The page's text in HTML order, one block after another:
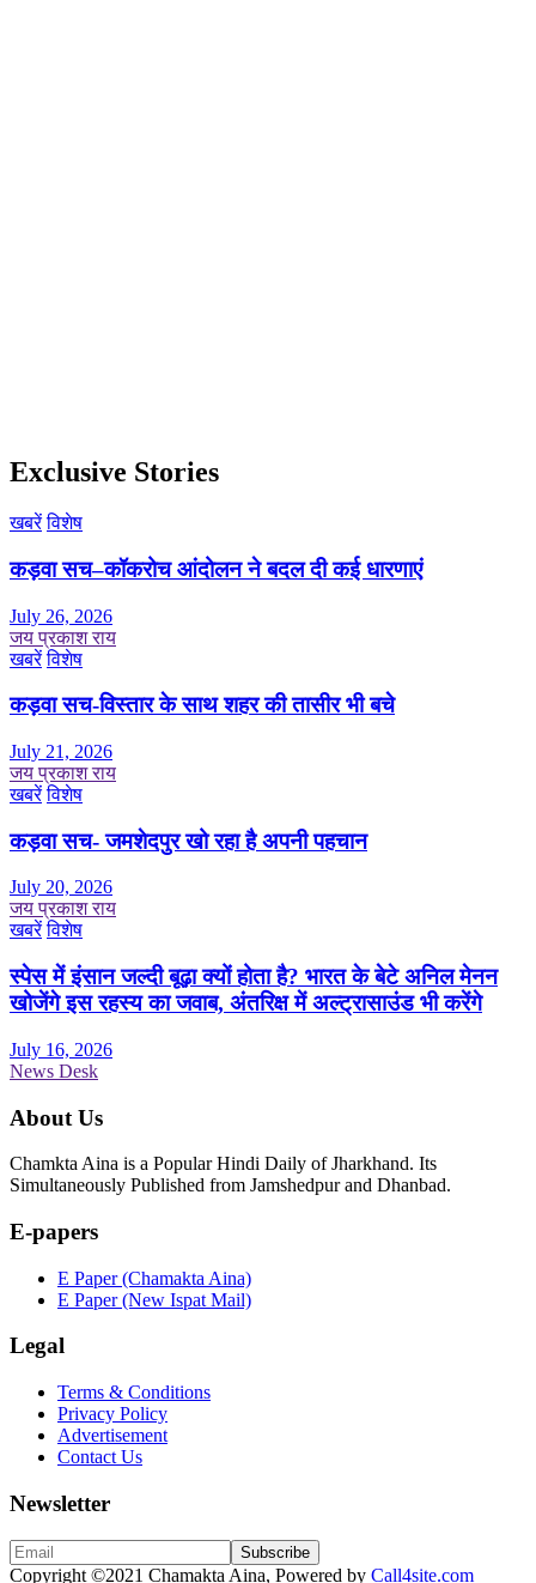
Exclusive Stories
खबरें विशेष
कड़वा सच–कॉकरोच आंदोलन ने बदल दी कई धारणाएं
July 26, 2026
जय प्रकाश राय
खबरें विशेष
कड़वा सच-विस्तार के साथ शहर की तासीर भी बचे
July 21, 2026
जय प्रकाश राय
खबरें विशेष
कड़वा सच- जमशेदपुर खो रहा है अपनी पहचान
July 20, 2026
जय प्रकाश राय
खबरें विशेष
स्पेस में इंसान जल्दी बूढ़ा क्यों होता है? भारत के बेटे अनिल मेनन
खोजेंगे इस रहस्य का जवाब, अंतरिक्ष में अल्ट्रासाउंड भी करेंगे
July 16, 2026
News Desk
About Us
Chamkta Aina is a Popular Hindi Daily of Jharkhand. Its
Simultaneously Published from Jamshedpur and Dhanbad.
E-papers
E Paper (Chamakta Aina)
E Paper (New Ispat Mail)
Legal
Terms & Conditions
Privacy Policy
Advertisement
Contact Us
Newsletter
Copyright ©2021 Chamakta Aina, Powered by Call4site.com